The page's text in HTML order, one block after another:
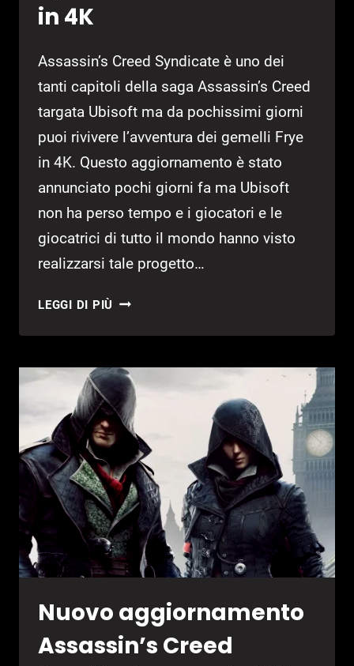
in 4K
Assassin’s Creed Syndicate è uno dei
tanti capitoli della saga Assassin’s Creed
targata Ubisoft ma da pochissimi giorni
puoi rivivere l’avventura dei gemelli Frye
in 4K. Questo aggiornamento è stato
annunciato pochi giorni fa ma Ubisoft
non ha perso tempo e i giocatori e le
giocatrici di tutto il mondo hanno visto
realizzarsi tale progetto…
LEGGI DI PIÙ ASSASSIN’S
SYNDICATE
FINALMENTE
IN
4K
Nuovo aggiornamento
Assassin’s Creed